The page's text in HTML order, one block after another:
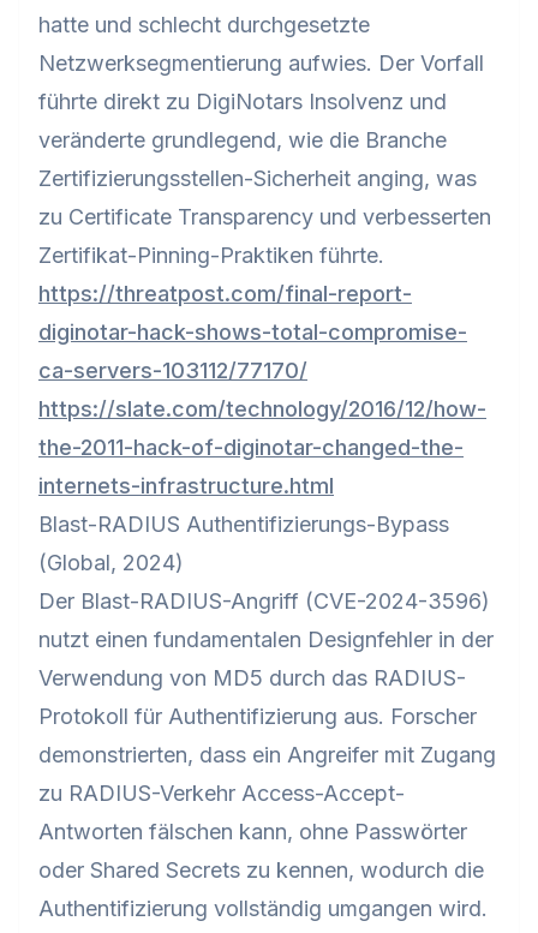
hatte und schlecht durchgesetzte
Netzwerksegmentierung aufwies. Der Vorfall
führte direkt zu DigiNotars Insolvenz und
veränderte grundlegend, wie die Branche
Zertifizierungsstellen-Sicherheit anging, was
zu Certificate Transparency und verbesserten
Zertifikat-Pinning-Praktiken führte.
https://threatpost.com/final-report-
diginotar-hack-shows-total-compromise-
ca-servers-103112/77170/
https://slate.com/technology/2016/12/how-
the-2011-hack-of-diginotar-changed-the-
internets-infrastructure.html
Blast-RADIUS Authentifizierungs-Bypass
(Global, 2024)
Der Blast-RADIUS-Angriff (CVE-2024-3596)
nutzt einen fundamentalen Designfehler in der
Verwendung von MD5 durch das RADIUS-
Protokoll für Authentifizierung aus. Forscher
demonstrierten, dass ein Angreifer mit Zugang
zu RADIUS-Verkehr Access-Accept-
Antworten fälschen kann, ohne Passwörter
oder Shared Secrets zu kennen, wodurch die
Authentifizierung vollständig umgangen wird.